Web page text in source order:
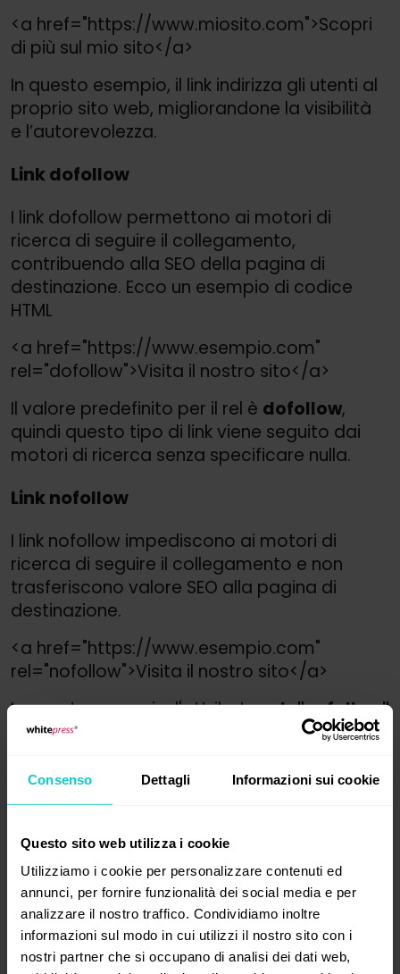
Consenso Dettagli Informazioni sui cookie
Questo sito web utilizza i cookie
Utilizziamo i cookie per personalizzare contenuti ed
annunci, per fornire funzionalità dei social media e per
analizzare il nostro traffico. Condividiamo inoltre
informazioni sul modo in cui utilizzi il nostro sito con i
nostri partner che si occupano di analisi dei dati web,
<a href="https://www.miosito.com">Scopri
di più sul mio sito</a>
In questo esempio, il link indirizza gli utenti al
proprio sito web, migliorandone la visibilità
e l’autorevolezza.
Link dofollow
I link dofollow permettono ai motori di
ricerca di seguire il collegamento,
contribuendo alla SEO della pagina di
destinazione. Ecco un esempio di codice
HTML
<a href="https://www.esempio.com"
rel="dofollow">Visita il nostro sito</a>
Il valore predefinito per il rel è dofollow,
quindi questo tipo di link viene seguito dai
motori di ricerca senza specificare nulla.
Link nofollow
I link nofollow impediscono ai motori di
ricerca di seguire il collegamento e non
trasferiscono valore SEO alla pagina di
destinazione.
<a href="https://www.esempio.com"
rel="nofollow">Visita il nostro sito</a>
In questo esempio, l'attributorel="nofollow"
indica ai motori di ricerca di non seguire il
Link sponsorizzati
I link sponsorizzati sono utili quando si vuole
indicare che il collegamento è il risultato di
una collaborazione o di una pubblicità
pagata. Un esempio di codice HTML può
essere: